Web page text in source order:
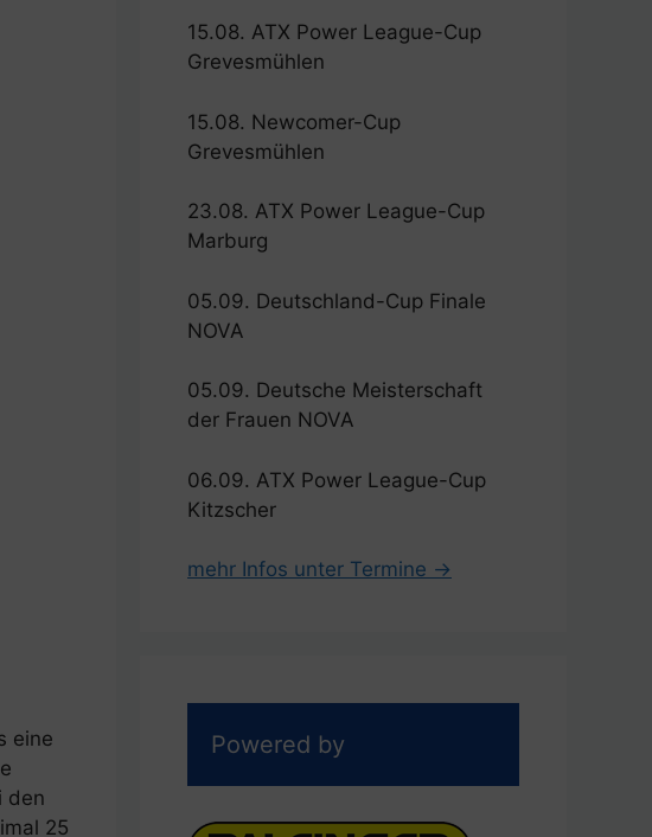
eine
den
25
15.08. ATX Power League-Cup
Grevesmühlen
15.08. Newcomer-Cup
Grevesmühlen
23.08. ATX Power League-Cup
Marburg
05.09. Deutschland-Cup Finale
NOVA
05.09. Deutsche Meisterschaft
der Frauen NOVA
06.09. ATX Power League-Cup
Kitzscher
mehr Infos unter Termine →
Powered by